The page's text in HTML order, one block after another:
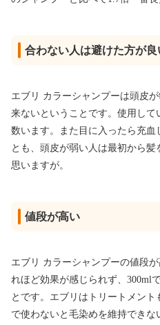
合わない人は避けた方が良
エブリ カラーシャンプーは頭皮
来ないということです。使用し
数います。また目に入ったら充血
とも、頭皮が弱い人は最初から
思いますが。
値段が高い
エブリ カラーシャンプーの値段
れほど効果が感じられず、300ml
とです。エブリはトリートメン
で使わないと毛染めを維持できな